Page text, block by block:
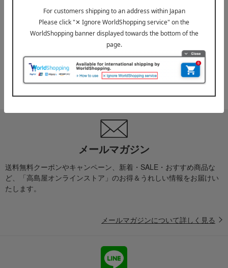
2026年07月29日
お届け遅延のお知らせ
2025年10月03日
『お届け先のご住所』ご確認のお願い
メールマガジン
送料無料クーポンやキャンペーン、新着・SALE・おすすめ商品な
ど、「高島屋オンラインストア」のお得＆うれしい情報をお届けい
たします。
メールマガジンについて詳しく見る